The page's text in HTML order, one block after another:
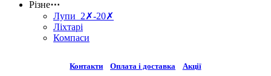
Різне⋯
Лупи 2✗-20✗
Ліхтарі
Компаси
Контакти Оплата і доставка Акції